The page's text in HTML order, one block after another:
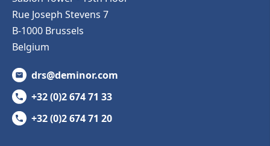
Rue Joseph Stevens 7
B-1000 Brussels
Belgium
drs@deminor.com
+32 (0)2 674 71 33
+32 (0)2 674 71 20